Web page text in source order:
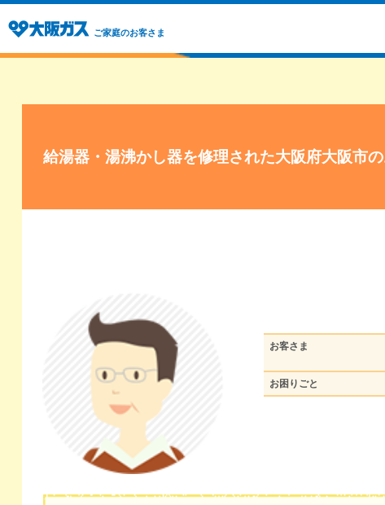
ご家庭のお客さま
給湯器・湯沸かし器を修理された大阪府大阪市
お客さま
お困りごと